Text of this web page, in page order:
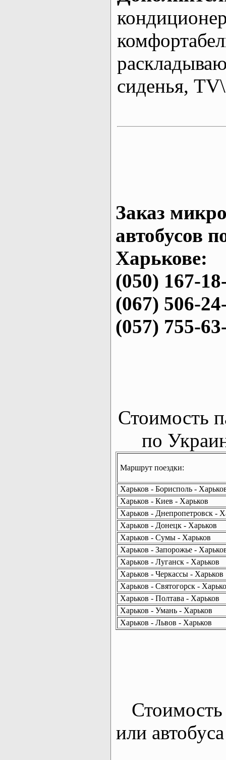
сиденья,
Заказ
автобусов
Харькове:
(050) 167-
(067) 506-
(057) 755-
Стоимость
по
Маршрут поездки:
Харьков - Борисполь -
Харьков - Киев - Харьков
Харьков - Днепропетровск -
Харьков - Донецк - Харьков
Харьков - Сумы - Харьков
Харьков - Запорожье -
Харьков - Луганск - Харьков
Харьков - Черкассы - Харьков
Харьков - Святогорск -
Харьков - Полтава - Харьков
Харьков - Умань - Харьков
Харьков - Львов - Харьков
Стоимость
или